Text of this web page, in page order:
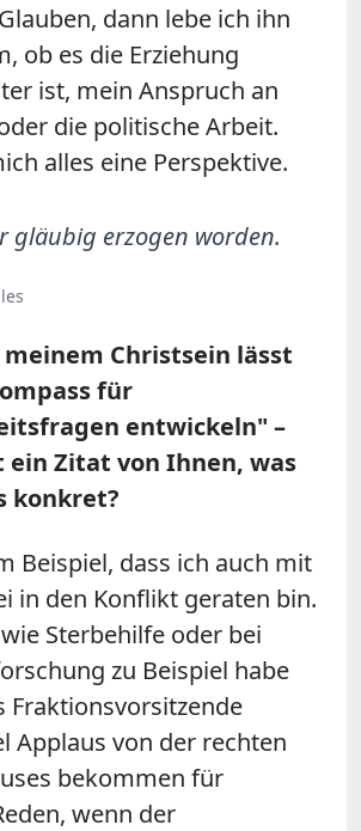
dann lebe ich ihn
ob es die Erziehung
ist, mein Anspruch an
die politische Arbeit.
alles eine Perspektive.
gläubig erzogen worden.
meinem Christsein lässt
für
entwickeln" –
ein Zitat von Ihnen, was
konkret?
Beispiel, dass ich auch mit
in den Konflikt geraten bin.
Sterbehilfe oder bei
zu Beispiel habe
Fraktionsvorsitzende
Applaus von der rechten
bekommen für
wenn der